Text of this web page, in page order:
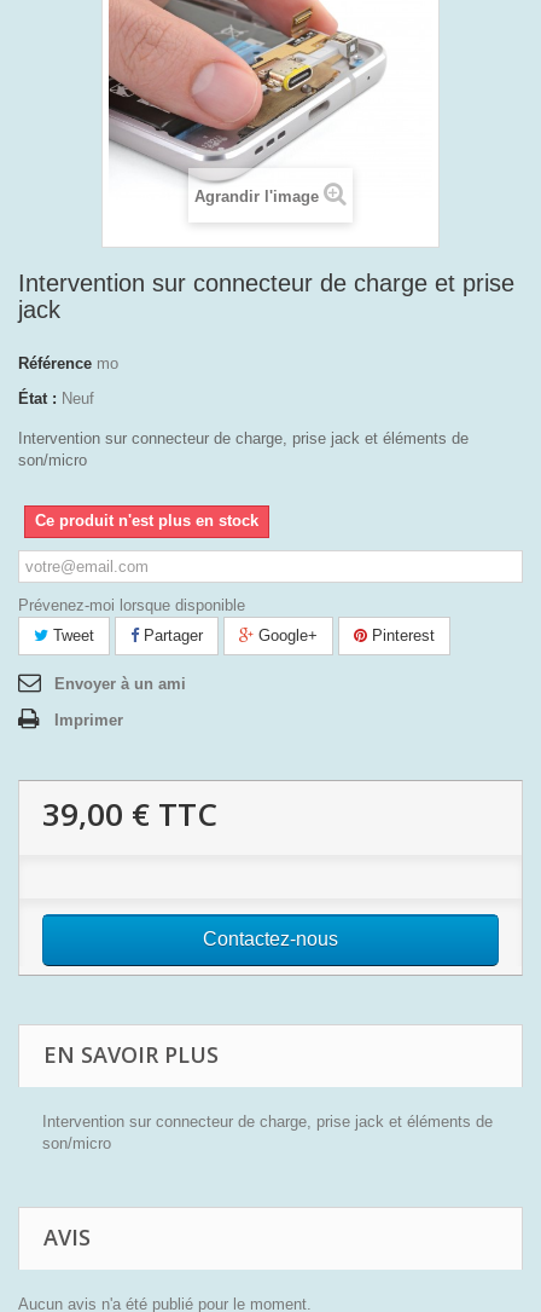
Agrandir l'image
Intervention sur connecteur de charge et prise
jack
Référence mo
État : Neuf
Intervention sur connecteur de charge, prise jack et éléments de
son/micro
Ce produit n'est plus en stock
Prévenez-moi lorsque disponible
Tweet
Partager Google+ Pinterest
Envoyer à un ami
Imprimer
39,00 € TTC
Contactez-nous
EN SAVOIR PLUS
Intervention sur connecteur de charge, prise jack et éléments de
son/micro
AVIS
Aucun avis n'a été publié pour le moment.